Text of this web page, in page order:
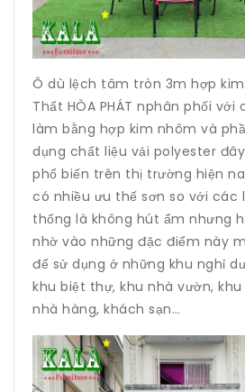
Ô dù lệch tâm tròn 3m hợp
Thất HÒA PHÁT nphân phối với
làm bằng hợp kim nhôm và
dụng chất liệu vải polyester
phổ biến trên thị trường hiện
có nhiều ưu thế sơn so với các
thống là không hút ẩm nhưng
nhờ vào những đặc điểm này
để sử dụng ở những khu nghỉ
khu biệt thự, khu nhà vườn,
nhà hàng, khách sạn…